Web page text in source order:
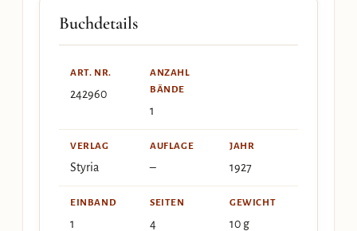
Buchdetails
ART. NR.
242960
ANZAHL
BÄNDE
1
VERLAG
Styria
AUFLAGE
–
JAHR
1927
EINBAND
1
SEITEN
4
GEWICHT
10 g